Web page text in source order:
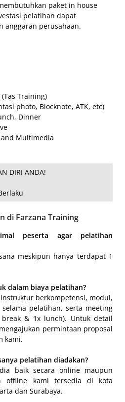
paket in house
pelatihan dapat
anggaran perusahaan.
(Tas Training)
photo, Blocknote, ATK, etc)
Dinner
Multimedia
DIRI ANDA!
di Farzana Training
peserta agar pelatihan
meskipun hanya terdapat 1
dalam biaya pelatihan?
berkompetensi, modul,
pelatihan, serta meeting
& 1x lunch). Untuk detail
permintaan proposal
kami.
pelatihan diadakan?
baik secara online maupun
offline kami tersedia di kota
dan Surabaya.